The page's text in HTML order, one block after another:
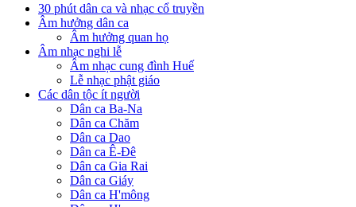
30 phút dân ca và nhạc cổ truyền
Âm hưởng dân ca
Âm hưởng quan họ
Âm nhạc nghi lễ
Âm nhạc cung đình Huế
Lễ nhạc phật giáo
Các dân tộc ít người
Dân ca Ba-Na
Dân ca Chăm
Dân ca Dao
Dân ca Ê-Đê
Dân ca Gia Rai
Dân ca Giáy
Dân ca H'mông